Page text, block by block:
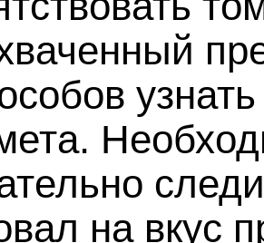
на вкус